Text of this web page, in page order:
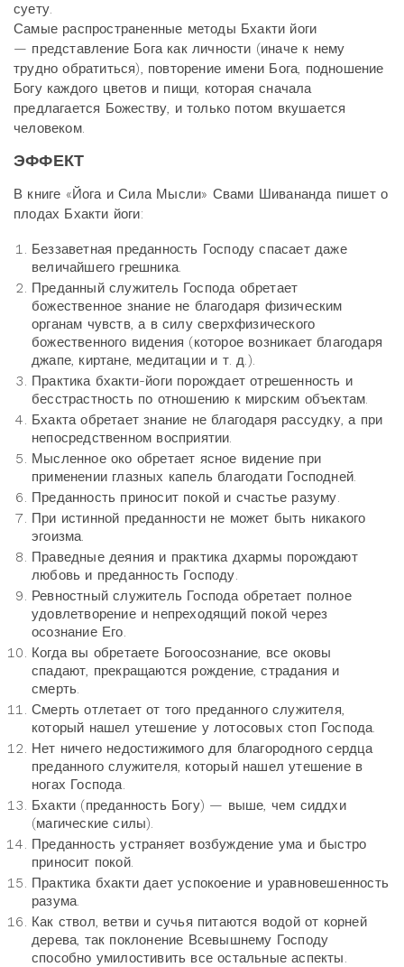
суету.
Самые распространенные методы Бхакти йоги
— представление Бога как личности (иначе к нему
трудно обратиться), повторение имени Бога, подношение
Богу каждого цветов и пищи, которая сначала
предлагается Божеству, и только потом вкушается
человеком.
ЭФФЕКТ
В книге «Йога и Сила Мысли» Свами Шивананда пишет о
плодах Бхакти йоги:
Беззаветная преданность Господу спасает даже
величайшего грешника.
Преданный служитель Господа обретает
божественное знание не благодаря физическим
органам чувств, а в силу сверхфизического
божественного видения (которое возникает благодаря
джапе, киртане, медитации и т. д.).
Практика бхакти-йоги порождает отрешенность и
бесстрастность по отношению к мирским объектам.
Бхакта обретает знание не благодаря рассудку, а при
непосредственном восприятии.
Мысленное око обретает ясное видение при
применении глазных капель благодати Господней.
Преданность приносит покой и счастье разуму.
При истинной преданности не может быть никакого
эгоизма.
Праведные деяния и практика дхармы порождают
любовь и преданность Господу.
Ревностный служитель Господа обретает полное
удовлетворение и непреходящий покой через
осознание Его.
Когда вы обретаете Богоосознание, все оковы
спадают, прекращаются рождение, страдания и
смерть.
Смерть отлетает от того преданного служителя,
который нашел утешение у лотосовых стоп Господа.
Нет ничего недостижимого для благородного сердца
преданного служителя, который нашел утешение в
ногах Господа.
Бхакти (преданность Богу) — выше, чем сиддхи
(магические силы).
Преданность устраняет возбуждение ума и быстро
приносит покой.
Практика бхакти дает успокоение и уравновешенность
разума.
Как ствол, ветви и сучья питаются водой от корней
дерева, так поклонение Всевышнему Господу
способно умилостивить все остальные аспекты.